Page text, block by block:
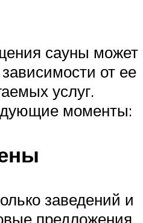
сауны может
от ее
услуг.
моменты:
заведений и
предложения.